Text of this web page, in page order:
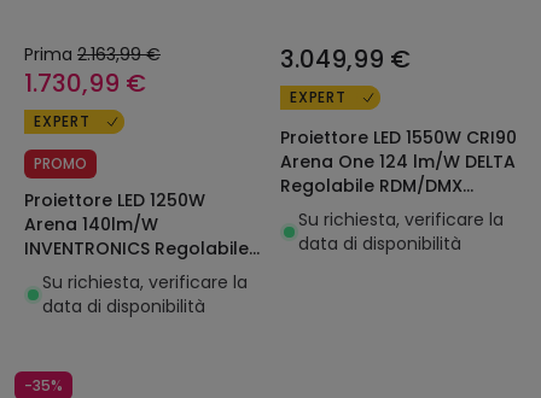
Prima 2.163,99 €
1.730,99 €
EXPERT
PROMO
Proiettore LED 1250W
Arena 140lm/W
INVENTRONICS Regolabile
1-10V LEDNIX
Su richiesta, verificare la
data di disponibilità
3.049,99 €
EXPERT
Proiettore LED 1550W CRI90
Arena One 124 lm/W DELTA
Regolabile RDM/DMX
LEDNIX
Su richiesta, verificare la
data di disponibilità
-35%